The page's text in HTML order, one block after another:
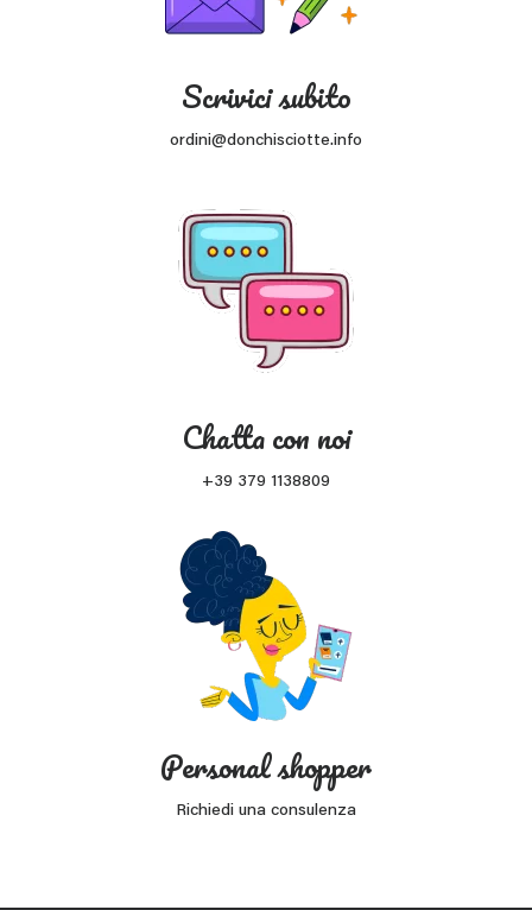
Scrivici subito
ordini@donchisciotte.info
Chatta con noi
+39 379 1138809
Personal shopper
Richiedi una consulenza